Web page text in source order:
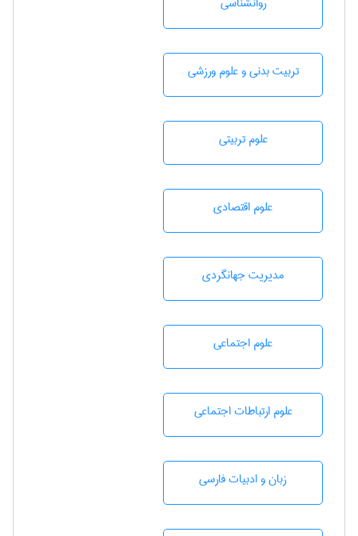
تربيت بدنی و علوم ورزشی
علوم تربيتی
علوم اقتصادی
مديريت جهانگردی
علوم اجتماعی
علوم ارتباطات اجتماعی
زبان و ادبيات فارسی